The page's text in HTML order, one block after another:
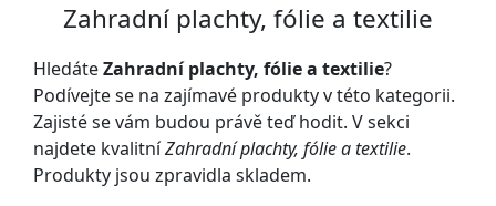
Zahradní plachty, fólie a textilie
HledáteZahradní plachty, fólie a textilie?
Podívejte se na zajímavé produkty v této kategorii.
Zajisté se vám budou právě teď hodit. V sekci
najdete kvalitníZahradní plachty, fólie a textilie.
Produkty jsou zpravidla skladem.